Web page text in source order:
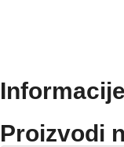
Proizvodi